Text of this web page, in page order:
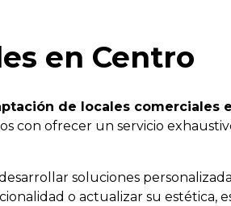
en Centro
de locales comerciales
con ofrecer un servicio
soluciones
o actualizar su estética,